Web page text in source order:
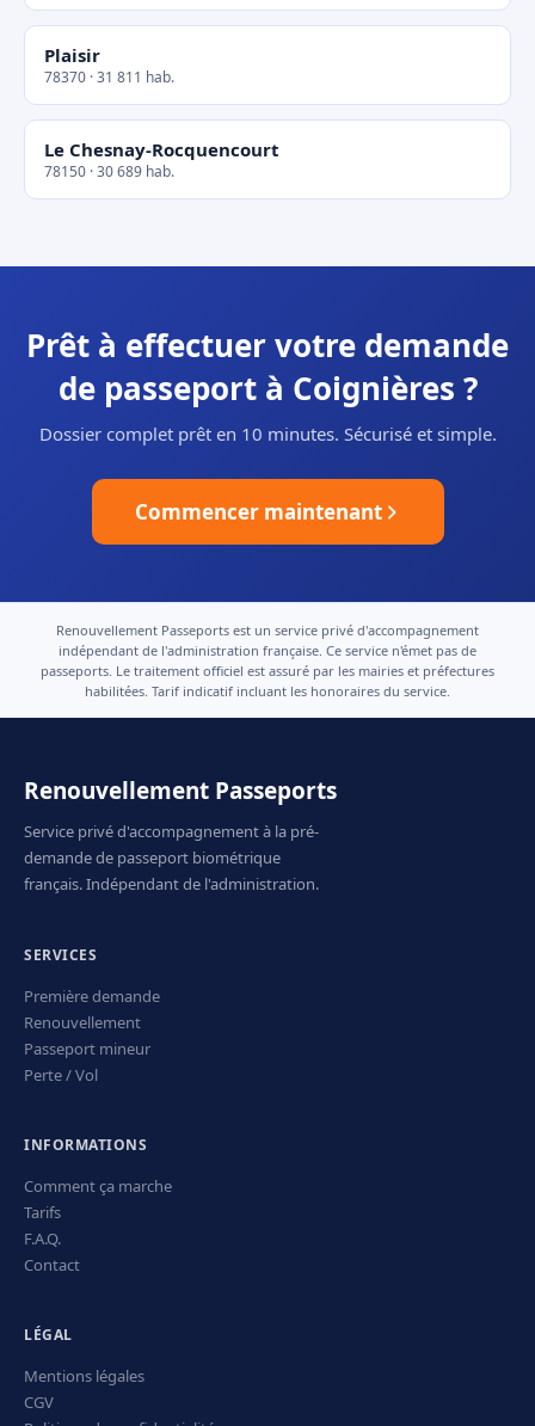
Plaisir
78370 · 31 811 hab.
Le Chesnay-Rocquencourt
78150 · 30 689 hab.
Prêt à effectuer votre demande
de passeport à Coignières ?
Dossier complet prêt en 10 minutes. Sécurisé et simple.
Commencer maintenant
Renouvellement Passeports est un service privé d'accompagnement
indépendant de l'administration française. Ce service n'émet pas de
passeports. Le traitement officiel est assuré par les mairies et préfectures
habilitées. Tarif indicatif incluant les honoraires du service.
Renouvellement Passeports
Service privé d'accompagnement à la pré-
demande de passeport biométrique
français. Indépendant de l'administration.
SERVICES
Première demande
Renouvellement
Passeport mineur
Perte / Vol
INFORMATIONS
Comment ça marche
Tarifs
F.A.Q.
Contact
LÉGAL
Mentions légales
CGV